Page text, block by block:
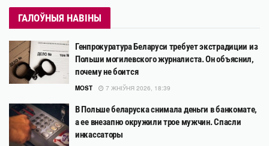
ГАЛОЎНЫЯ НАВІНЫ
Генпрокуратура Беларуси требует экстрадиции из
Польши могилевского журналиста. Он объяснил,
почему не боится
MOST 7 ЖНІЎНЯ 2026, 18:39
В Польше беларуска снимала деньги в банкомате,
а ее внезапно окружили трое мужчин. Спасли
инкассаторы